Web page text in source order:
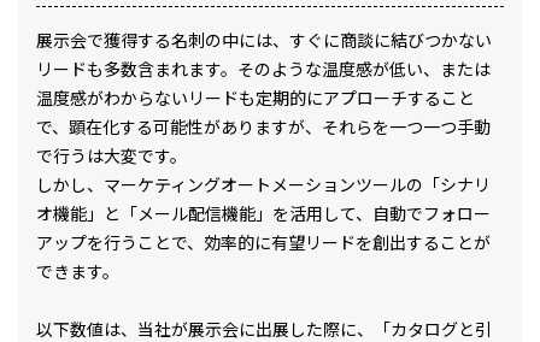
展示会で獲得する名刺の中には、すぐに商談に結びつかない
リードも多数含まれます。そのような温度感が低い、または
温度感がわからないリードも定期的にアプローチすること
で、顕在化する可能性がありますが、それらを一つ一つ手動
で行うは大変です。
しかし、マーケティングオートメーションツールの「シナリ
オ機能」と「メール配信機能」を活用して、自動でフォロー
アップを行うことで、効率的に有望リードを創出することが
できます。
以下数値は、当社が展示会に出展した際に、「カタログと引